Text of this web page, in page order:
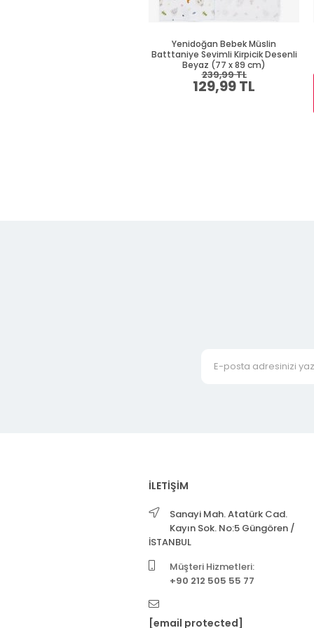
Yenidoğan Bebek Müslin
Batttaniye Sevimli Kirpicik Desenli
Beyaz (77 x 89 cm)
129,99 TL
239,99 TL
İLETİŞİM
Sanayi Mah. Atatürk Cad.
Kayın Sok. No:5 Güngören /
İSTANBUL
Müşteri Hizmetleri:
+90 212 505 55 77
[email protected]